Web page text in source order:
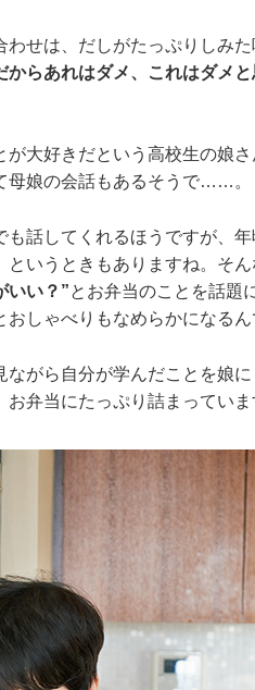
わせは、だしがたっぷりしみ
からあれはダメ、これはダメ
が大好きだという高校生の娘
母娘の会話もあるそうで……。
も話してくれるほうですが、
いうときもありますね。そん
いい？”とお弁当のことを話題
しゃべりもなめらかになるん
がら自分が学んだことを娘
弁当にたっぷり詰まっていま